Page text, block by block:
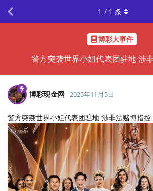
博彩大事件
警方突袭世界小姐代表团驻地 涉
1 / 1 条
博彩现金网 2025年11月5日
警方突袭世界小姐代表团驻地 涉非法赌博指控